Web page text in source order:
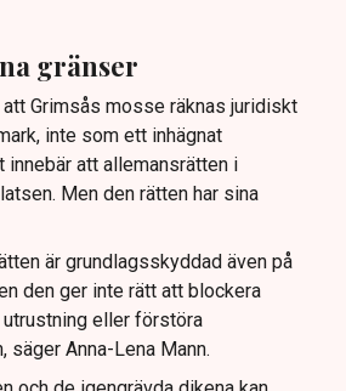
gränser
att Grimsås mosse räknas juridiskt
inte som ett inhägnat
innebär att allemansrätten i
Men den rätten har sina
är grundlagsskyddad även på
den ger inte rätt att blockera
eller förstöra
säger Anna-Lena Mann.